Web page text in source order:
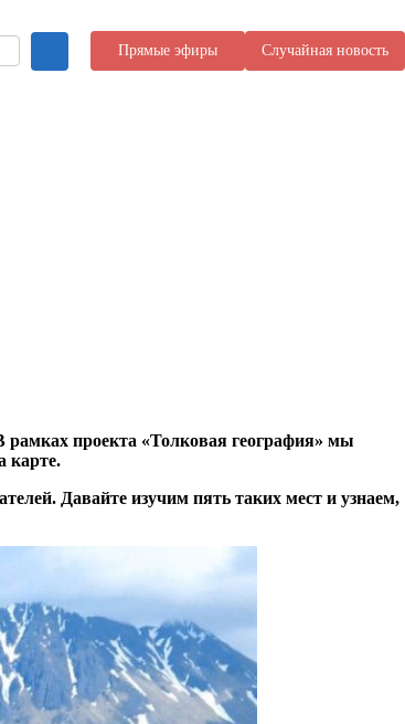
Прямые эфиры Случайная новость
рамках проекта «Толковая география» мы
карте.
Давайте изучим пять таких мест и узнаем,